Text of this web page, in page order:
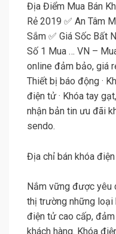
Địa Điểm Mua Bán
Rẻ 2019 ✅ An Tâm
Sắm ✅ Giá Sốc Bất
Số 1 Mua … VN –
online đảm bảo, giá
Thiết bị báo động ·
điện tử · Khóa tay
nhận bản tin ưu đãi
sendo.
Địa chỉ bán khóa
Nắm vững được yêu
thị trường những loại
điện tử cao cấp,
khách hàng. Khóa